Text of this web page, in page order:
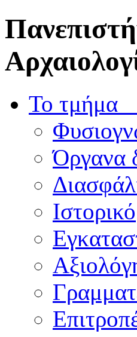
Το τμήμα
Όργανα
Ιστορικό